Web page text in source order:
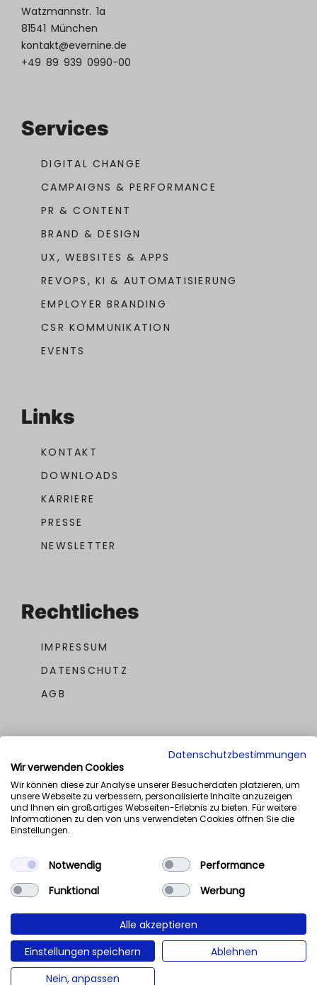
Watzmannstr. 1a
81541 München
kontakt@evernine.de
+49 89 939 0990-00
Services
DIGITAL CHANGE
CAMPAIGNS & PERFORMANCE
PR & CONTENT
BRAND & DESIGN
UX, WEBSITES & APPS
REVOPS, KI & AUTOMATISIERUNG
EMPLOYER BRANDING
CSR KOMMUNIKATION
EVENTS
Links
KONTAKT
DOWNLOADS
KARRIERE
PRESSE
NEWSLETTER
Rechtliches
IMPRESSUM
DATENSCHUTZ
AGB
UNSERE AWARDS
Datenschutzbestimmungen
Wir verwenden Cookies
Wir können diese zur Analyse unserer Besucherdaten platzieren, um
unsere Webseite zu verbessern, personalisierte Inhalte anzuzeigen
und Ihnen ein großartiges Webseiten-Erlebnis zu bieten. Für weitere
Informationen zu den von uns verwendeten Cookies öffnen Sie die
Einstellungen.
Notwendig Performance
Funktional Werbung
Alle akzeptieren
Einstellungen speichern Ablehnen
Nein, anpassen